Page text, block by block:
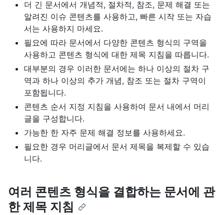
더 긴 문서에서 개념적, 절차적, 참조, 문제 해결 또는
알려진 이슈 콘텐츠를 사용하고, 빠른 시작 또는 자습
서는 사용하지 마세요.
필요에 따라 문서에서 다양한 콘텐츠 형식의 구역을
사용하고 콘텐츠 형식에 대한 제목 지침을 따릅니다.
대부분의 경우 이러한 문서에는 하나 이상의 절차 구
역과 하나 이상의 추가 개념, 참조 또는 절차 구역이
포함됩니다.
콘텐츠 순서 지정 지침을 사용하여 문서 내에서 머리
글을 구성합니다.
가능한 한 자주 문제 해결 정보를 사용하세요.
필요한 경우 머리글에서 문서 제목을 복제할 수 있습
니다.
여러 콘텐츠 형식을 결합하는 문서에 관
한 제목 지침